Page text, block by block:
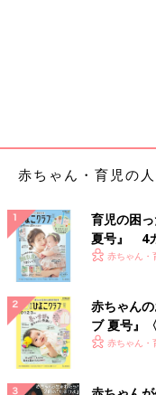
赤ちゃん・育児の
育児の困
夏号』 4
いっぱい！
赤ちゃん・
赤ちゃん
ブ 夏号』
く！ おっ
赤ちゃん・